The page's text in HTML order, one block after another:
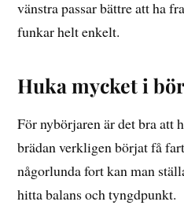
vänstra passar bättre att ha
funkar helt enkelt.
Huka mycket i
För nybörjaren är det bra att
brädan verkligen börjat få
någorlunda fort kan man
hitta balans och tyngdpunkt.